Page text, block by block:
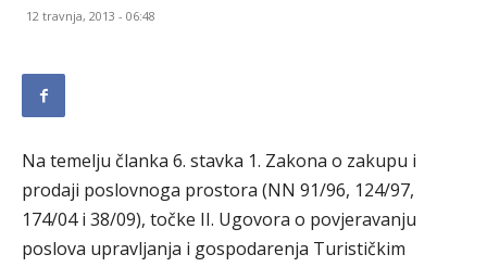
12 travnja, 2013 - 06:48
Na temelju članka 6. stavka 1. Zakona o zakupu i
prodaji poslovnoga prostora (NN 91/96, 124/97,
174/04 i 38/09), točke II. Ugovora o povjeravanju
poslova upravljanja i gospodarenja Turističkim